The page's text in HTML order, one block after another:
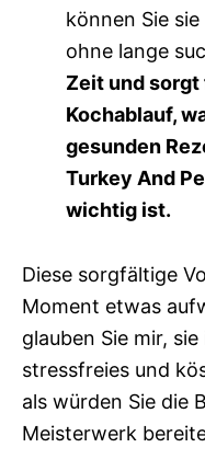
können Sie
ohne lange
Zeit und
Kochablauf,
gesunden
Turkey And
wichtig ist.
Diese sorgfältige
Moment etwas
glauben Sie mir,
stressfreies und
als würden Sie die
Meisterwerk